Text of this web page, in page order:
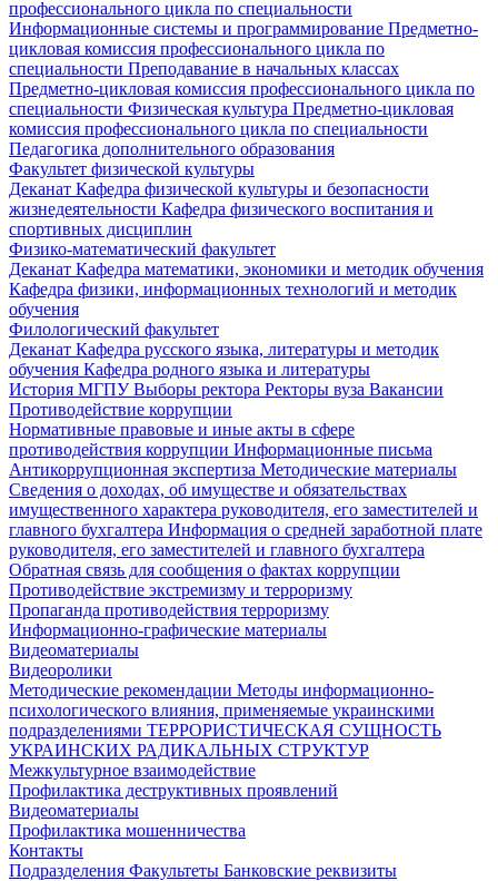
профессионального цикла по специальности
Информационные системы и программирование Предметно-
цикловая комиссия профессионального цикла по
специальности Преподавание в начальных классах
Предметно-цикловая комиссия профессионального цикла по
специальности Физическая культура Предметно-цикловая
комиссия профессионального цикла по специальности
Педагогика дополнительного образования
Факультет физической культуры
Деканат Кафедра физической культуры и безопасности
жизнедеятельности Кафедра физического воспитания и
спортивных дисциплин
Физико-математический факультет
Деканат Кафедра математики, экономики и методик обучения
Кафедра физики, информационных технологий и методик
обучения
Филологический факультет
Деканат Кафедра русского языка, литературы и методик
обучения Кафедра родного языка и литературы
История МГПУВыборы ректора Ректоры вуза Вакансии
Противодействие коррупции
Нормативные правовые и иные акты в сфере
противодействия коррупции Информационные письма
Антикоррупционная экспертиза Методические материалы
Сведения о доходах, об имуществе и обязательствах
имущественного характера руководителя, его заместителей и
главного бухгалтера Информация о средней заработной плате
руководителя, его заместителей и главного бухгалтера
Обратная связь для сообщения о фактах коррупции
Противодействие экстремизму и терроризму
Пропаганда противодействия терроризму
Информационно-графические материалы
Видеоматериалы
Видеоролики
Методические рекомендации Методы информационно-
психологического влияния, применяемые украинскими
подразделениями ТЕРРОРИСТИЧЕСКАЯ СУЩНОСТЬ
УКРАИНСКИХ РАДИКАЛЬНЫХ СТРУКТУР
Межкультурное взаимодействие
Профилактика деструктивных проявлений
Видеоматериалы
Профилактика мошенничества
Контакты
Подразделения Факультеты Банковские реквизиты